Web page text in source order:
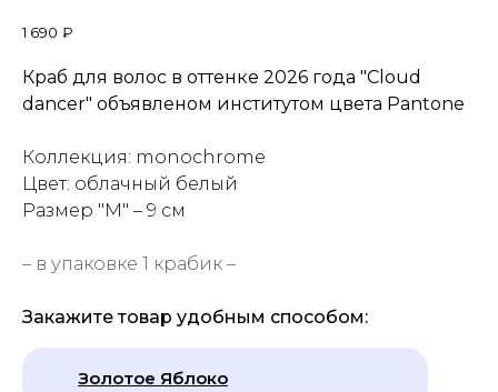
1 690 ₽
Краб для волос в оттенке 2026 года "Cloud
dancer" объявленом институтом цвета Pantone
Коллекция: monochrome
Цвет: облачный белый
Размер "M" – 9 см
– в упаковке 1 крабик –
Закажите товар удобным способом:
Золотое Яблоко